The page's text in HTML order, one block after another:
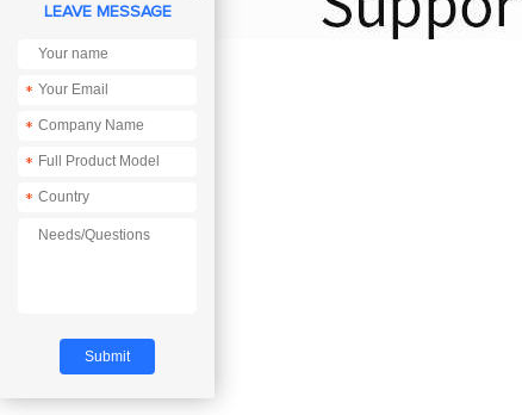
LEAVE MESSAGE
*
*
*
*